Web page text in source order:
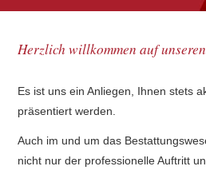
Herzlich willkommen auf
Es ist uns ein Anliegen, Ihnen stets
präsentiert werden.
Auch im und um das
nicht nur der professionelle Auftritt